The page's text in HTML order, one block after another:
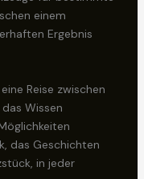
einem
Ergebnis
Reise zwischen
Wissen
das Geschichten
in jeder